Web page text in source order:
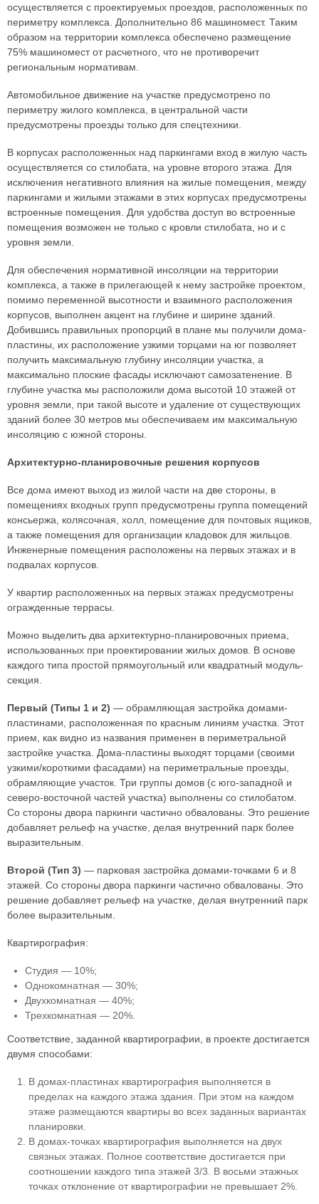
осуществляется с проектируемых проездов, расположенных по
периметру комплекса. Дополнительно 86 машиномест. Таким
образом на территории комплекса обеспечено размещение
75% машиномест от расчетного, что не противоречит
региональным нормативам.
Автомобильное движение на участке предусмотрено по
периметру жилого комплекса, в центральной части
предусмотрены проезды только для спецтехники.
В корпусах расположенных над паркингами вход в жилую часть
осуществляется со стилобата, на уровне второго этажа. Для
исключения негативного влияния на жилые помещения, между
паркингами и жилыми этажами в этих корпусах предусмотрены
встроенные помещения. Для удобства доступ во встроенные
помещения возможен не только с кровли стилобата, но и с
уровня земли.
Для обеспечения нормативной инсоляции на территории
комплекса, а также в прилегающей к нему застройке проектом,
помимо переменной высотности и взаимного расположения
корпусов, выполнен акцент на глубине и ширине зданий.
Добившись правильных пропорций в плане мы получили дома-
пластины, их расположение узкими торцами на юг позволяет
получить максимальную глубину инсоляции участка, а
максимально плоские фасады исключают самозатенение. В
глубине участка мы расположили дома высотой 10 этажей от
уровня земли, при такой высоте и удаление от существующих
зданий более 30 метров мы обеспечиваем им максимальную
инсоляцию с южной стороны.
Архитектурно-планировочные решения корпусов
Все дома имеют выход из жилой части на две стороны, в
помещениях входных групп предусмотрены группа помещений
консьержа, колясочная, холл, помещение для почтовых ящиков,
а также помещения для организации кладовок для жильцов.
Инженерные помещения расположены на первых этажах и в
подвалах корпусов.
У квартир расположенных на первых этажах предусмотрены
огражденные террасы.
Можно выделить два архитектурно-планировочных приема,
использованных при проектировании жилых домов. В основе
каждого типа простой прямоугольный или квадратный модуль-
секция.
Первый (Типы 1 и 2) — обрамляющая застройка домами-
пластинами, расположенная по красным линиям участка. Этот
прием, как видно из названия применен в периметральной
застройке участка. Дома-пластины выходят торцами (своими
узкими/короткими фасадами) на периметральные проезды,
обрамляющие участок. Три группы домов (с юго-западной и
северо-восточной частей участка) выполнены со стилобатом.
Со стороны двора паркинги частично обвалованы. Это решение
добавляет рельеф на участке, делая внутренний парк более
выразительным.
Второй (Тип 3) — парковая застройка домами-точками 6 и 8
этажей. Со стороны двора паркинги частично обвалованы. Это
решение добавляет рельеф на участке, делая внутренний парк
более выразительным.
Квартирография:
Студия — 10%;
Однокомнатная — 30%;
Двухкомнатная — 40%;
Трехкомнатная — 20%.
Соответствие, заданной квартирографии, в проекте достигается
двумя способами:
В домах-пластинах квартирография выполняется в
пределах на каждого этажа здания. При этом на каждом
этаже размещаются квартиры во всех заданных вариантах
планировки.
В домах-точках квартирография выполняется на двух
связных этажах. Полное соответствие достигается при
соотношении каждого типа этажей 3/3. В восьми этажных
точках отклонение от квартирографии не превышает 2%.